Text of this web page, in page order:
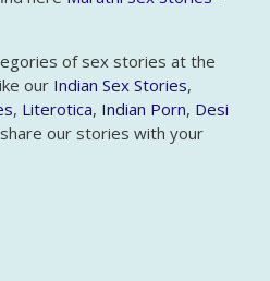
of sex stories at the
our Indian Sex Stories,
, Literotica, Indian Porn, Desi
our stories with your